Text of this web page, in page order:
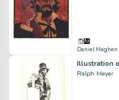
Daniel Maghen
Ralph Meyer